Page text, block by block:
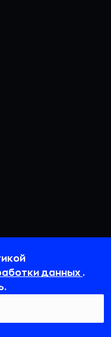
данных .